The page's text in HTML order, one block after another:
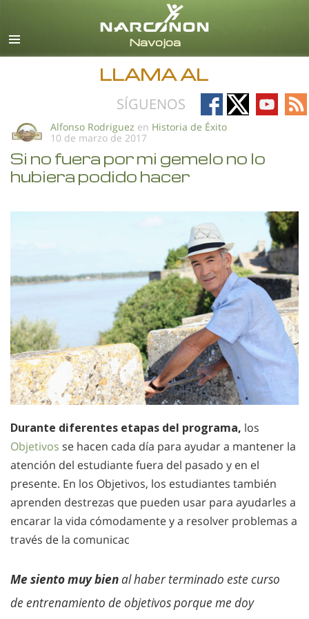
Español
Todas las Regiones/Idiomas
LLAMA AL
SÍGUENOS
Follow
on
Follow
on
Follow
on
on
Alfonso Rodriguez en Historia de Éxito
10 de marzo de 2017
Si no fuera por mi gemelo no lo
hubiera podido hacer
Durante diferentes etapas del programa, los
Objetivos se hacen cada día para ayudar a mantener la
atención del estudiante fuera del pasado y en el
presente. En los Objetivos, los estudiantes también
aprenden destrezas que pueden usar para ayudarles a
encarar la vida cómodamente y a resolver problemas a
través de la comunicac
Me siento muy bienal haber terminado este curso
de entrenamiento de objetivos porque me doy